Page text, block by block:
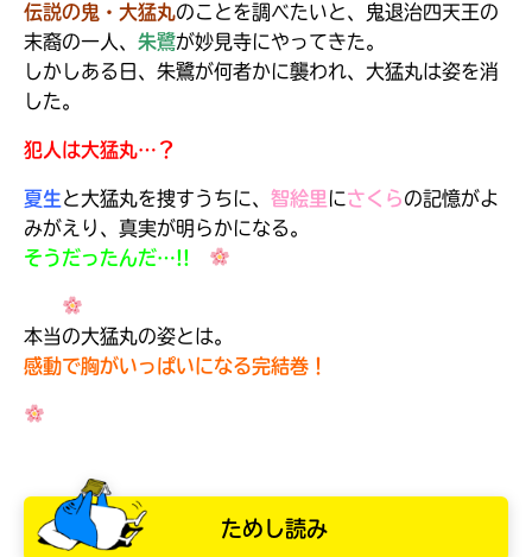
伝説の鬼・大猛丸のことを調べたいと、鬼退治四天王の
末裔の一人、 朱鷺が妙見寺にやってきた。
しかしある日、朱鷺が何者かに襲われ、大猛丸は姿を消
した。
犯人は大猛丸…？
夏生と大猛丸を捜すうちに、 智絵里にさくらの記憶がよ
みがえり、真実が明らかになる。
そうだったんだ…!!
本当の大猛丸の姿とは。
感動で胸がいっぱいになる完結巻！
ためし読み